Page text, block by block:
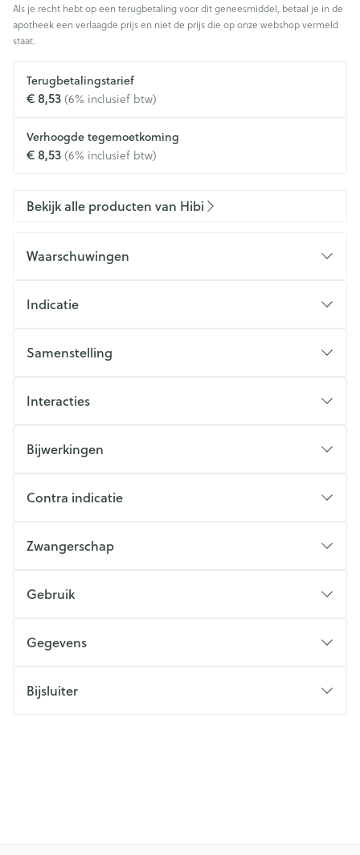
Als je recht hebt op een terugbetaling voor dit geneesmiddel, betaal je in de
apotheek een verlaagde prijs en niet de prijs die op onze webshop vermeld
staat.
Terugbetalingstarief
€ 8,53(6% inclusief btw)
Verhoogde tegemoetkoming
€ 8,53(6% inclusief btw)
Bekijk alle producten van Hibi
Waarschuwingen
Indicatie
Samenstelling
Interacties
Bijwerkingen
Contra indicatie
Zwangerschap
Gebruik
Gegevens
Bijsluiter